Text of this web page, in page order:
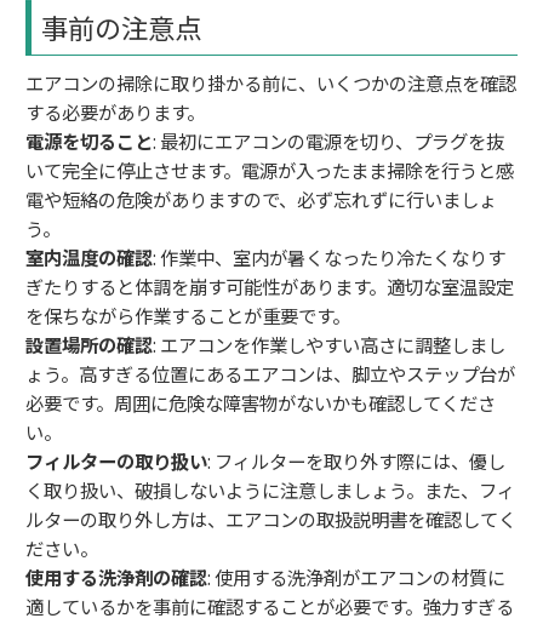
事前の注意点
エアコンの掃除に取り掛かる前に、いくつかの注意点を確認
する必要があります。
電源を切ること: 最初にエアコンの電源を切り、プラグを抜
いて完全に停止させます。電源が入ったまま掃除を行うと感
電や短絡の危険がありますので、必ず忘れずに行いましょ
う。
室内温度の確認: 作業中、室内が暑くなったり冷たくなりす
ぎたりすると体調を崩す可能性があります。適切な室温設定
を保ちながら作業することが重要です。
設置場所の確認: エアコンを作業しやすい高さに調整しまし
ょう。高すぎる位置にあるエアコンは、脚立やステップ台が
必要です。周囲に危険な障害物がないかも確認してくださ
い。
フィルターの取り扱い: フィルターを取り外す際には、優し
く取り扱い、破損しないように注意しましょう。また、フィ
ルターの取り外し方は、エアコンの取扱説明書を確認してく
ださい。
使用する洗浄剤の確認: 使用する洗浄剤がエアコンの材質に
適しているかを事前に確認することが必要です。強力すぎる